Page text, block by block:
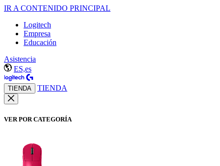
IR A CONTENIDO PRINCIPAL
Logitech
Empresa
Educación
Asistencia
ES,es
TIENDA TIENDA
VER POR CATEGORÍA